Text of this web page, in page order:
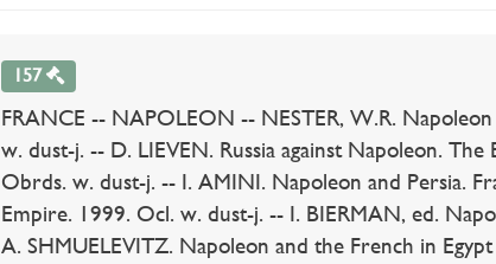
157
FRANCE -- NAPOLEON -- NESTER, W.R.
w. dust-j. -- D. LIEVEN. Russia against Napoleon.
Obrds. w. dust-j. -- I. AMINI. Napoleon and Persia.
Empire. 1999. Ocl. w. dust-j. -- I. BIERMAN, ed.
A. SHMUELEVITZ. Napoleon and the French in